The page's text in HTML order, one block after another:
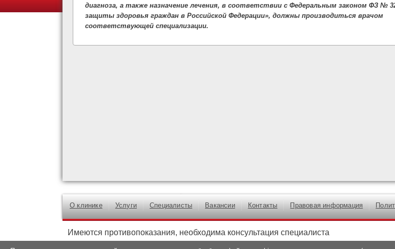
диагноза, а также назначение лечения, в соответствии с Федеральным законом ФЗ №
защиты здоровья граждан в Российской Федерации», должны производиться врачом
соответствующей специализации.
О клинике Услуги Специалисты Вакансии Контакты Правовая информация
Имеются противопоказания, необходима консультация специалиста